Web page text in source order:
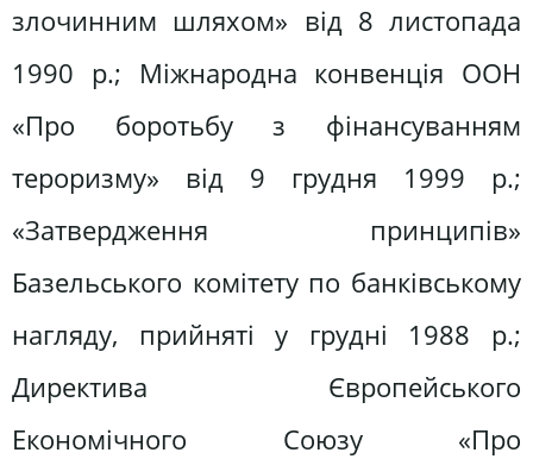
злочинним шляхом» від 8 листопада
1990 р.; Міжнародна конвенція ООН
«Про боротьбу з фінансуванням
тероризму» від 9 грудня 1999 р.;
«Затвердження принципів»
Базельського комітету по банківському
нагляду, прийняті у грудні 1988 р.;
Директива Європейського
Економічного Союзу «Про